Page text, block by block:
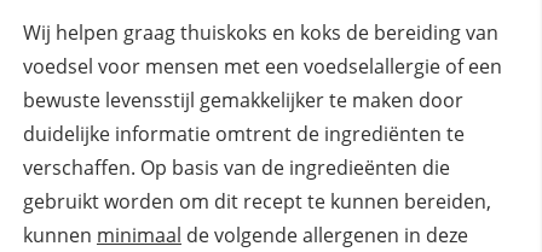
Wij helpen graag thuiskoks en koks de bereiding van
voedsel voor mensen met een voedselallergie of een
bewuste levensstijl gemakkelijker te maken door
duidelijke informatie omtrent de ingrediënten te
verschaffen. Op basis van de ingredieënten die
gebruikt worden om dit recept te kunnen bereiden,
kunnen minimaal de volgende allergenen in deze